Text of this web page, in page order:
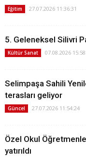
Eğitim 27.07.2026 11:36:31
5. Geleneksel Silivri
Kültür Sanat 07.08.2026
Selimpaşa Sahili
terasları geliyor
Güncel 27.07.2026 11:54:24
Özel Okul
yatırıldı